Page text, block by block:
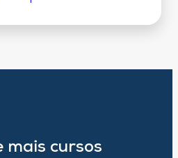
mais cursos